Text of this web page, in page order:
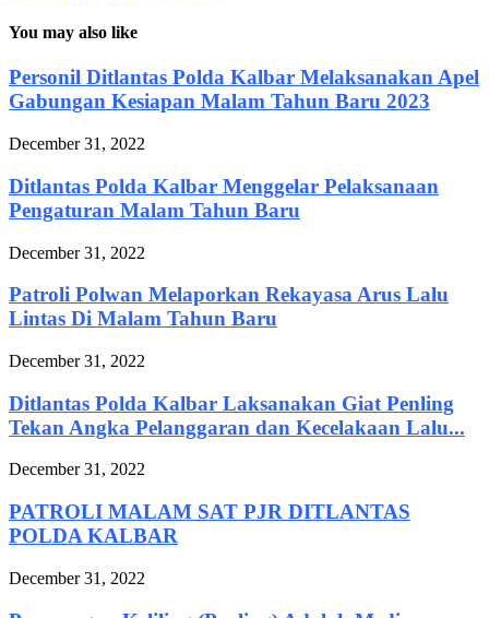
You may also like
Personil Ditlantas Polda Kalbar Melaksanakan Apel
Gabungan Kesiapan Malam Tahun Baru 2023
December 31, 2022
Ditlantas Polda Kalbar Menggelar Pelaksanaan
Pengaturan Malam Tahun Baru
December 31, 2022
Patroli Polwan Melaporkan Rekayasa Arus Lalu
Lintas Di Malam Tahun Baru
December 31, 2022
Ditlantas Polda Kalbar Laksanakan Giat Penling
Tekan Angka Pelanggaran dan Kecelakaan Lalu...
December 31, 2022
PATROLI MALAM SAT PJR DITLANTAS
POLDA KALBAR
December 31, 2022